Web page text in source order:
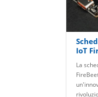
IoT
La